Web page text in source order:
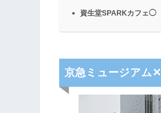
資生堂SPARKカフェ◯
京急ミュージアム✕